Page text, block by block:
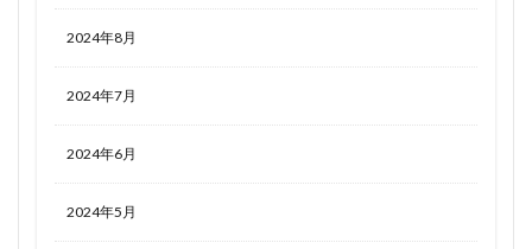
2024年8月
2024年7月
2024年6月
2024年5月